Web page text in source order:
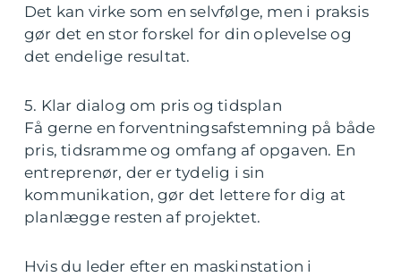
Det kan virke som en selvfølge, men i praksis
gør det en stor forskel for din oplevelse og
det endelige resultat.
5. Klar dialog om pris og tidsplan
Få gerne en forventningsafstemning på både
pris, tidsramme og omfang af opgaven. En
entreprenør, der er tydelig i sin
kommunikation, gør det lettere for dig at
planlægge resten af projektet.
Hvis du leder efter en maskinstation i